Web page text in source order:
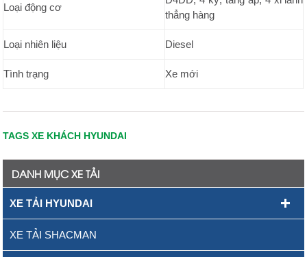
Loại động cơ
thẳng hàng
Loại nhiên liệu Diesel
Tình trạng Xe mới
TAGS XE KHÁCH HYUNDAI
DANH MỤC XE TẢI
XE TẢI HYUNDAI
XE TẢI SHACMAN